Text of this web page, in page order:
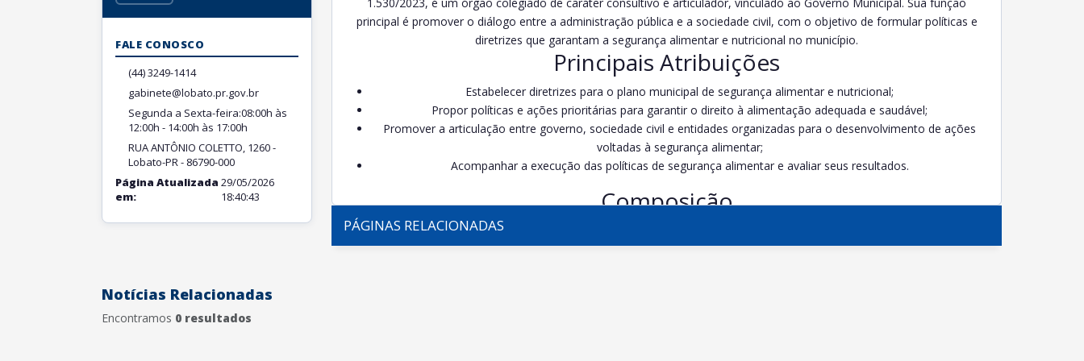
FALE CONOSCO
(44) 3249-1414
gabinete@lobato.pr.gov.br
Segunda a Sexta-feira:08:00h às
12:00h - 14:00h às 17:00h
RUA ANTÔNIO COLETTO, 1260 -
Lobato-PR - 86790-000
Página Atualizada
em:
29/05/2026
18:40:43
principal é promover o diálogo entre a administração pública e a sociedade civil, com o objetivo de formular políticas e
diretrizes que garantam a segurança alimentar e nutricional no município.
Principais Atribuições
Estabelecer diretrizes para o plano municipal de segurança alimentar e nutricional;
Propor políticas e ações prioritárias para garantir o direito à alimentação adequada e saudável;
Promover a articulação entre governo, sociedade civil e entidades organizadas para o desenvolvimento de ações
voltadas à segurança alimentar;
Acompanhar a execução das políticas de segurança alimentar e avaliar seus resultados.
Composição
O COMSEA é composto por 12 conselheiros(as) titulares e seus respectivos suplentes, sendo dois terços de
representantes da sociedade civil organizada e um terço do Governo Municipal. A definição dos representantes da
PÁGINAS RELACIONADAS
Notícias Relacionadas
Encontramos 0 resultados